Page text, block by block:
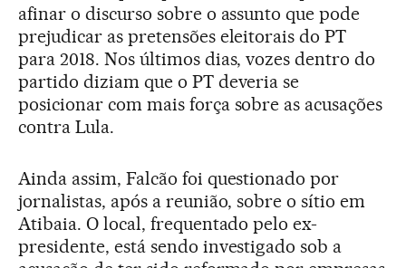
afinar o discurso sobre o assunto que pode
prejudicar as pretensões eleitorais do PT
para 2018. Nos últimos dias, vozes dentro do
partido diziam que o PT deveria se
posicionar com mais força sobre as acusações
contra Lula.
Ainda assim, Falcão foi questionado por
jornalistas, após a reunião, sobre o sítio em
Atibaia. O local, frequentado pelo ex-
presidente, está sendo investigado sob a